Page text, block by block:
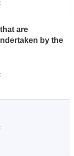
are
by the